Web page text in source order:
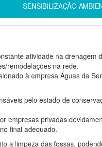
SENSIBILIZAÇÃO
atividade na drenagem
remodelações na rede.
à empresa Águas da
pelo estado de
empresas privadas
final adequado.
a limpeza das fossas,